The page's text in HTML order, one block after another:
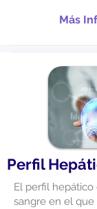
Más
Perfil
El perfil hepático
sangre en el